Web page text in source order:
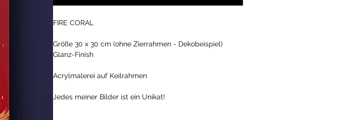
FIRE CORAL
Größe 30 x 30 cm (ohne Zierrahmen - Dekobeispiel)
Glanz-Finish
Acrylmalerei auf Keilrahmen
Jedes meiner Bilder ist ein Unikat!